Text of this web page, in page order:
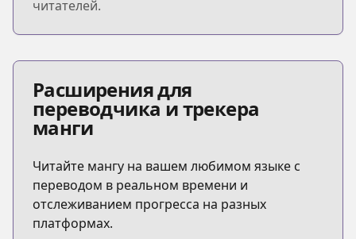
читателей.
Расширения для
переводчика и трекера
манги
Читайте мангу на вашем любимом языке с
переводом в реальном времени и
отслеживанием прогресса на разных
платформах.